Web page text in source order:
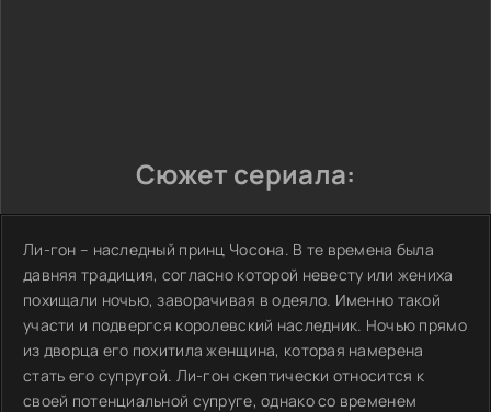
Сюжет сериала:
Ли-гон – наследный принц Чосона. В те времена была
давняя традиция, согласно которой невесту или жениха
похищали ночью, заворачивая в одеяло. Именно такой
участи и подвергся королевский наследник. Ночью прямо
из дворца его похитила женщина, которая намерена
стать его супругой. Ли-гон скептически относится к
своей потенциальной супруге, однако со временем